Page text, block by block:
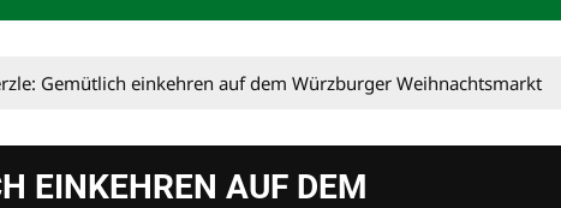
Gemütlich einkehren auf dem Würzburger Weihnachtsmarkt
EINKEHREN AUF DEM